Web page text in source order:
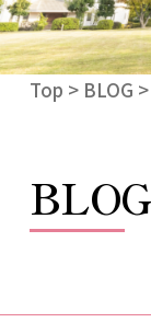
Top > BLOG
BLOG